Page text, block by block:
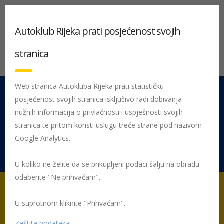
051 212 442 Centrala
Pon - Pet 08:00 - 16:00
Rujevica 9/1, 51000 Rijeka
Početna Korisne poveznice
Autoklub Rijeka prati posjećenost svojih
stranica
Web stranica Autokluba Rijeka prati statističku
posjećenost svojih stranica isključivo radi dobivanja
nužnih informacija o privlačnosti i uspješnosti svojih
stranica te pritom koristi uslugu treće strane pod nazivom
Google Analytics.
U koliko ne želite da se prikupljeni podaci šalju na obradu
odaberite "Ne prihvaćam".
U suprotnom kliknite "Prihvaćam".